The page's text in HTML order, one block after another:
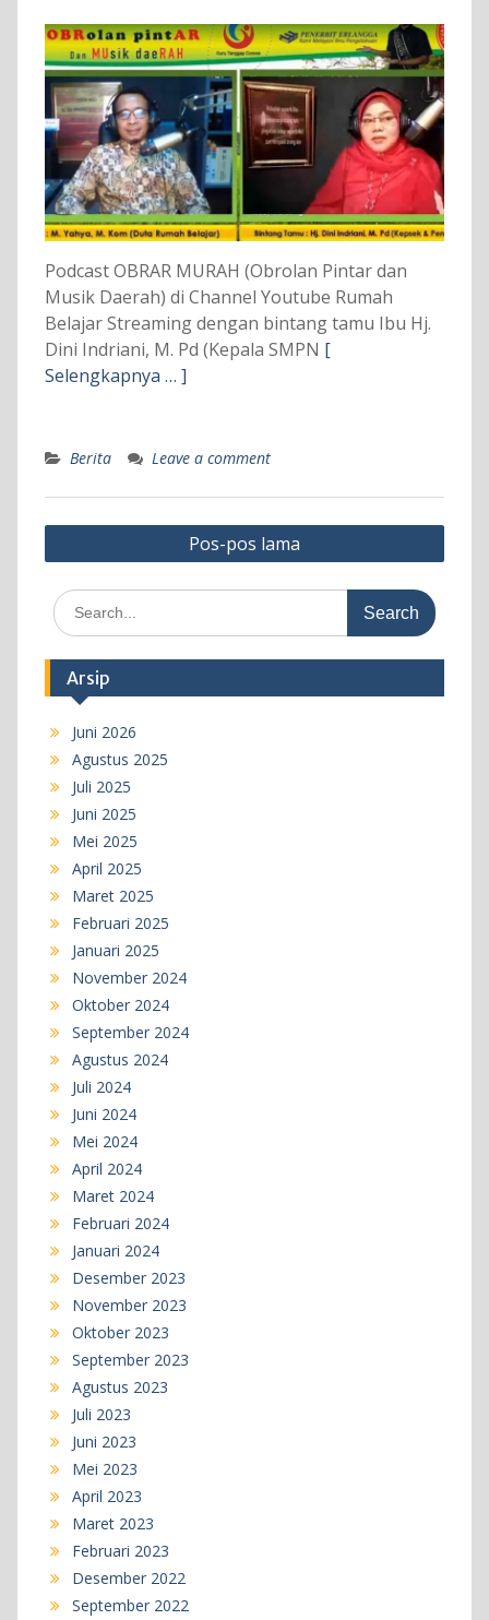
Podcast OBRAR MURAH (Obrolan Pintar dan
Musik Daerah) di Channel Youtube Rumah
Belajar Streaming dengan bintang tamu Ibu Hj.
Dini Indriani, M. Pd (Kepala SMPN [
Selengkapnya … ]
Berita Leave a comment
Navigasi
pos
Pos-pos lama
Search
for:
Arsip
Juni 2026
Agustus 2025
Juli 2025
Juni 2025
Mei 2025
April 2025
Maret 2025
Februari 2025
Januari 2025
November 2024
Oktober 2024
September 2024
Agustus 2024
Juli 2024
Juni 2024
Mei 2024
April 2024
Maret 2024
Februari 2024
Januari 2024
Desember 2023
November 2023
Oktober 2023
September 2023
Agustus 2023
Juli 2023
Juni 2023
Mei 2023
April 2023
Maret 2023
Februari 2023
Desember 2022
September 2022